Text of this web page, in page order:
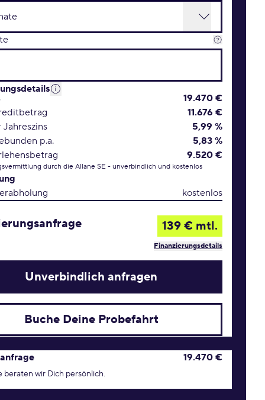
19.470 €
11.676 €
5,99 %
p.a.
5,83 %
9.520 €
durch die Allane SE - unverbindlich und kostenlos
kostenlos
139 € mtl.
Finanzierungsdetails
Unverbindlich anfragen
Buche Deine Probefahrt
Konditionen
beraten wir Dich persönlich.
19.470 €